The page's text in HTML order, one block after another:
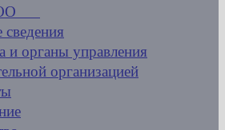
и органы управления
организацией